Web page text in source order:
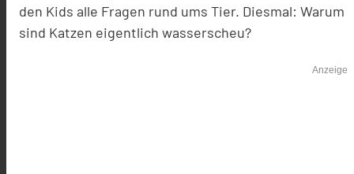
den Kids alle Fragen rund ums Tier. Diesmal: Warum
sind Katzen eigentlich wasserscheu?
Anzeige